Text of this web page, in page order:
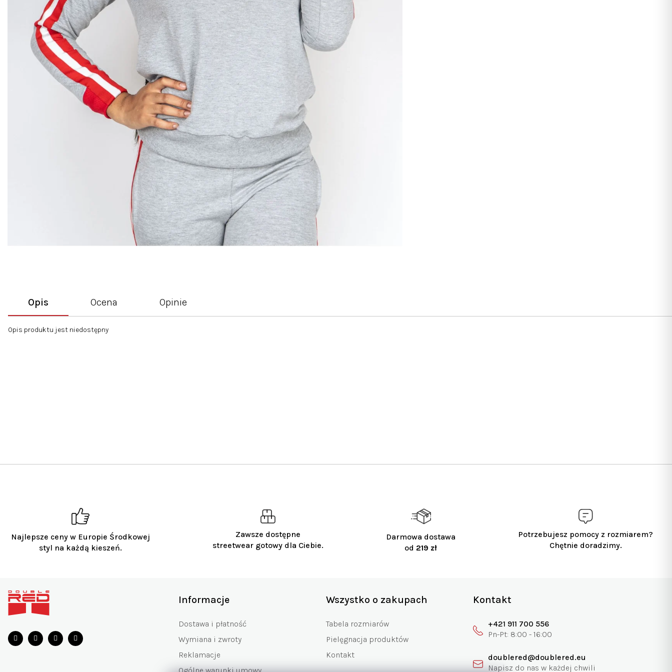
Najlepsze ceny w Europie Środkowej
styl na każdą kieszeń.
Zawsze dostępne
streetwear gotowy dla Ciebie.
Darmowa dostawa
od 219 zł
Potrzebujesz pomocy z rozmiarem?
Chętnie doradzimy.
Opis Ocena Opinie
Opis produktu jest niedostępny
Informacje
Dostawa i płatność
Wymiana i zwroty
Reklamacje
Wszystko o zakupach
Tabela rozmiarów
Pielęgnacja produktów
Kontakt
Kontakt
+421 911 700 556
doublered@doublered.eu